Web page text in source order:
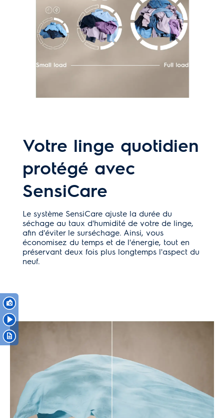
Votre linge quotidien
protégé avec
SensiCare
Le système SensiCare ajuste la durée du
séchage au taux d'humidité de votre de linge,
afin d'éviter le surséchage. Ainsi, vous
économisez du temps et de l'énergie, tout en
préservant deux fois plus longtemps l'aspect du
neuf.